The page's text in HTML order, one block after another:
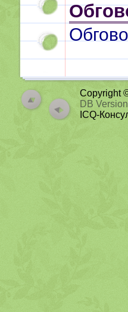
Copyright
DB
ICQ-